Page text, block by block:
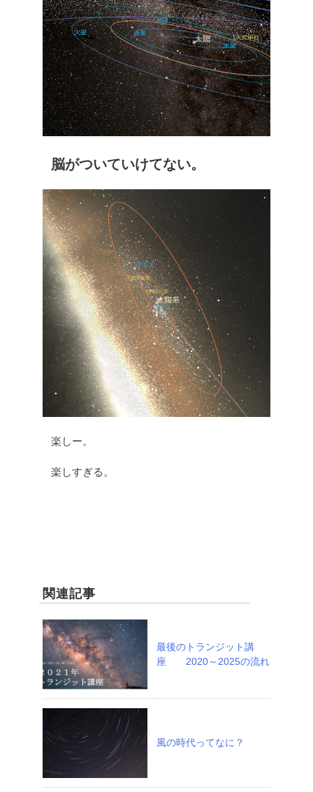
脳がついていけてない。
楽しー。
楽しすぎる。
関連記事
最後のトランジット講
座 2020～2025の流れ
風の時代ってなに？